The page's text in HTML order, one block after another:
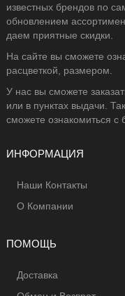
известных брендов по
обновлением
даем приятные скидки.
На сайте вы сможете
расцветкой, размером.
У нас вы сможете
или в пунктах выдачи.
сможете ознакомиться с
ИНФОРМАЦИЯ
Наши Контакты
О Компании
ПОМОЩЬ
Доставка